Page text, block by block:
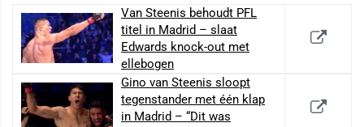
Van Steenis behoudt PFL
titel in Madrid – slaat
Edwards knock-out met
ellebogen
Gino van Steenis sloopt
tegenstander met één klap
in Madrid – “Dit was